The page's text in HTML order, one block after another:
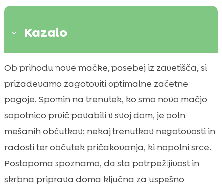
3 Kazalo
 Kaj pričakovati prvi dan
 Pomen varnega prostora
 Kako uvajati nove mačke drugim domačim
ljubljenčkom
Navajanje na novo hrano in prehrano
Rutina in dnevna pravila
Pomen igranja in gibanja
Preprečevanje težav z zdrjem
Ob prihodu nove mačke, posebej iz zavetišča, si
prizadevamo zagotoviti optimalne začetne
pogoje. Spomin na trenutek, ko smo novo mačjo
sopotnico prvič povabili v svoj dom, je poln
mešanih občutkov: nekaj trenutkov negotovosti in
radosti ter občutek pričakovanja, ki napolni srce.
Postopoma spoznamo, da sta potrpežljivost in
skrbna priprava doma ključna za uspešno